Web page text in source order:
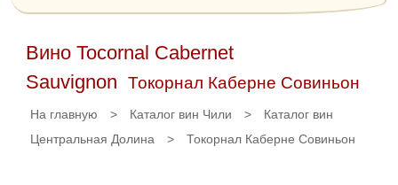
Вино Tocornal Cabernet
Sauvignon Токорнал Каберне Совиньон
На главную > Каталог вин Чили >
Каталог вин
Центральная Долина
> Токорнал Каберне Совиньон